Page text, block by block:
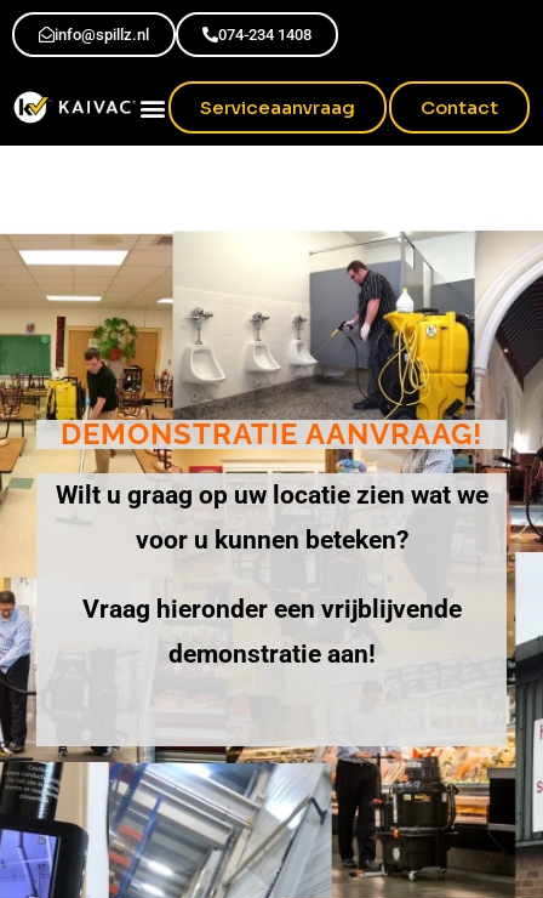
info@spillz.nl 074-234 1408
Serviceaanvraag Contact
DEMONSTRATIE AANVRAAG!
Wilt u graag op uw locatie zien wat we
voor u kunnen beteken?
Vraag hieronder een vrijblijvende
demonstratie aan!